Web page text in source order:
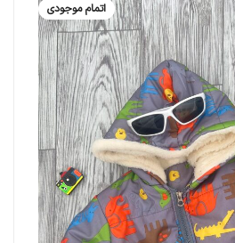
اتمام موجودی